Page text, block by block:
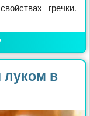
гречки.
луком в